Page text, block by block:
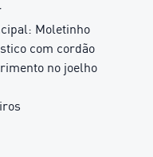
Moletinho
com cordão
no joelho